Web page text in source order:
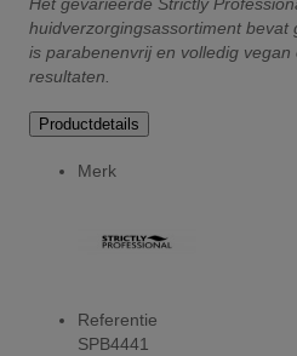
huidverzorgingsassortiment bevat
is parabenenvrij en volledig
resultaten.
Productdetails
Merk
Referentie
SPB4441